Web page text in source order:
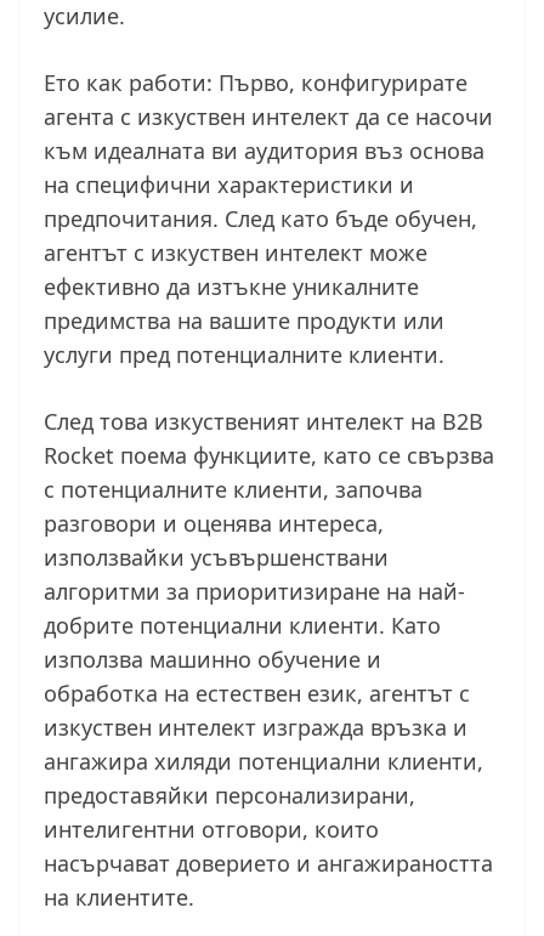
усилие.
Ето как работи: Първо, конфигурирате
агента с изкуствен интелект да се насочи
към идеалната ви аудитория въз основа
на специфични характеристики и
предпочитания. След като бъде обучен,
агентът с изкуствен интелект може
ефективно да изтъкне уникалните
предимства на вашите продукти или
услуги пред потенциалните клиенти.
След това изкуственият интелект на B2B
Rocket поема функциите, като се свързва
с потенциалните клиенти, започва
разговори и оценява интереса,
използвайки усъвършенствани
алгоритми за приоритизиране на най-
добрите потенциални клиенти. Като
използва машинно обучение и
обработка на естествен език, агентът с
изкуствен интелект изгражда връзка и
ангажира хиляди потенциални клиенти,
предоставяйки персонализирани,
интелигентни отговори, които
насърчават доверието и ангажираността
на клиентите.